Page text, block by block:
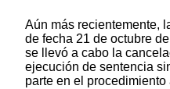
Aún más recientemente,
de fecha 21 de octubre
se llevó a cabo la
ejecución de sentencia
parte en el